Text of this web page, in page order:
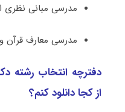
مدرسی مبانی نظری
مدرسی معارف
دفترچه انتخاب رشته
از کجا دانلود کنم؟